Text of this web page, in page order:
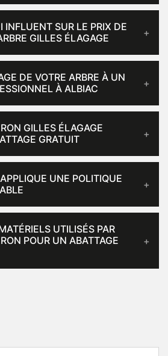
INFLUENT SUR LE PRIX DE
GILLES ÉLAGAGE
DE VOTRE ARBRE À UN
À ALBIAC
GILLES ÉLAGAGE
GRATUIT
UNE POLITIQUE
UTILISÉS PAR
POUR UN ABATTAGE